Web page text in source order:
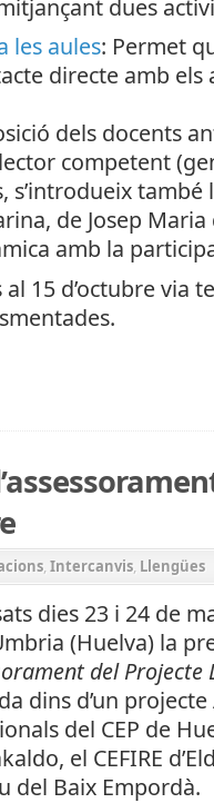
dues
les aules: Permet
directe amb els
dels docents
competent
s’introdueix
de Josep
amb la
15 d’octubre via
, Intercanvis, Llengües
dies 23 i 24 de
(Huelva) la
del
dins d’un
del CEP de
el CEFIRE
del Baix Empordà.